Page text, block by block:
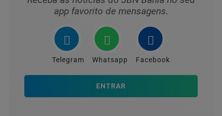
app favorito de mensagens.
Telegram Whatsapp Facebook
ENTRAR